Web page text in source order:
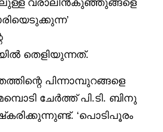
വരാലിൻകുഞ്ഞുങ്ങളെ
തെളിയുന്നത്.
പിന്നാമ്പുറങ്ങളെ
ചേർത്ത് പി.ടി. ബിനു
‘പൊടിപൂരം